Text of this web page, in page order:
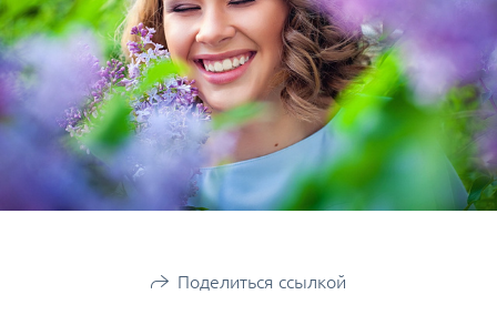
Поделиться ссылкой